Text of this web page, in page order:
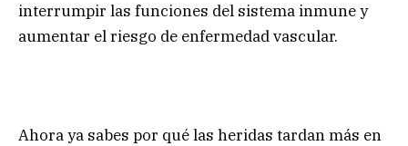
interrumpir las funciones del sistema inmune y
aumentar el riesgo de enfermedad vascular.
Ahora ya sabes por qué las heridas tardan más en